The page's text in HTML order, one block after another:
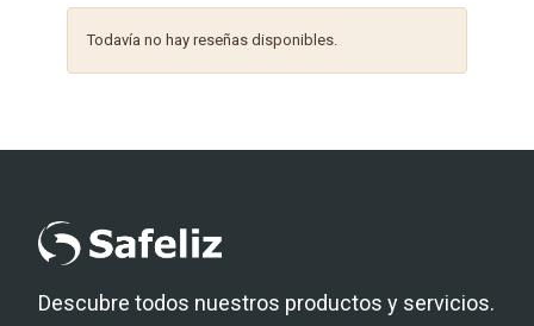
Todavía no hay reseñas disponibles.
Descubre todos nuestros productos y servicios.